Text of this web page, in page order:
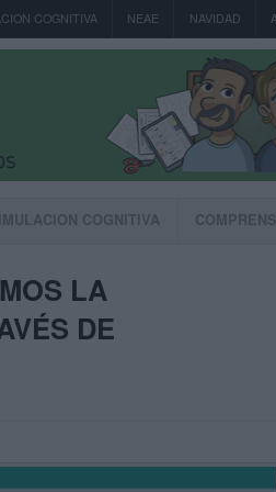
COGNITIVA NEAE NAVIDAD
COGNITIVA
LA
DE